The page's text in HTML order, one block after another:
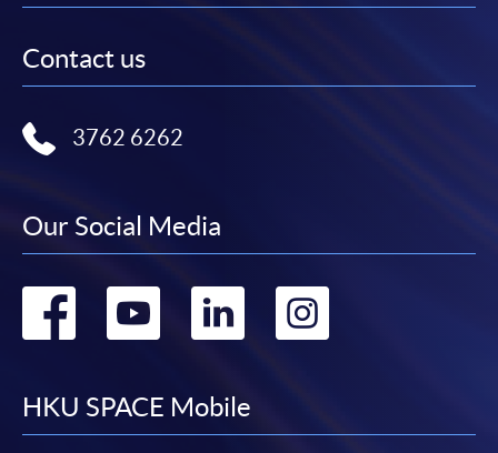
-短期課程
- 個別學歷頒授課程
程設有此服務，課程負責人會通知學員有關程序。
Pay) 、「支付寶」(Online Alipay) 或 「轉數快」(FPS)
繳付學費。
Contact us
3762 6262
Our Social Media
Go
facebook
Go
youtube
Go
linkedin
HKU SPACE Mobile